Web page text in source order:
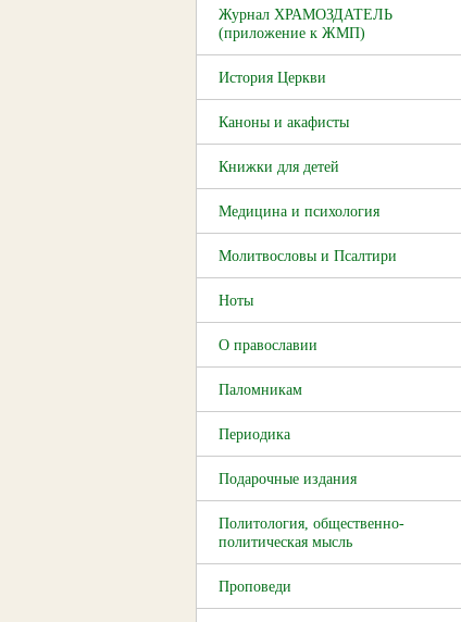
Журнал ХРАМОЗДАТЕЛЬ
(приложение к ЖМП)
История Церкви
Каноны и акафисты
Книжки для детей
Медицина и психология
Молитвословы и Псалтири
Ноты
О православии
Паломникам
Периодика
Подарочные издания
Политология, общественно-
политическая мысль
Проповеди